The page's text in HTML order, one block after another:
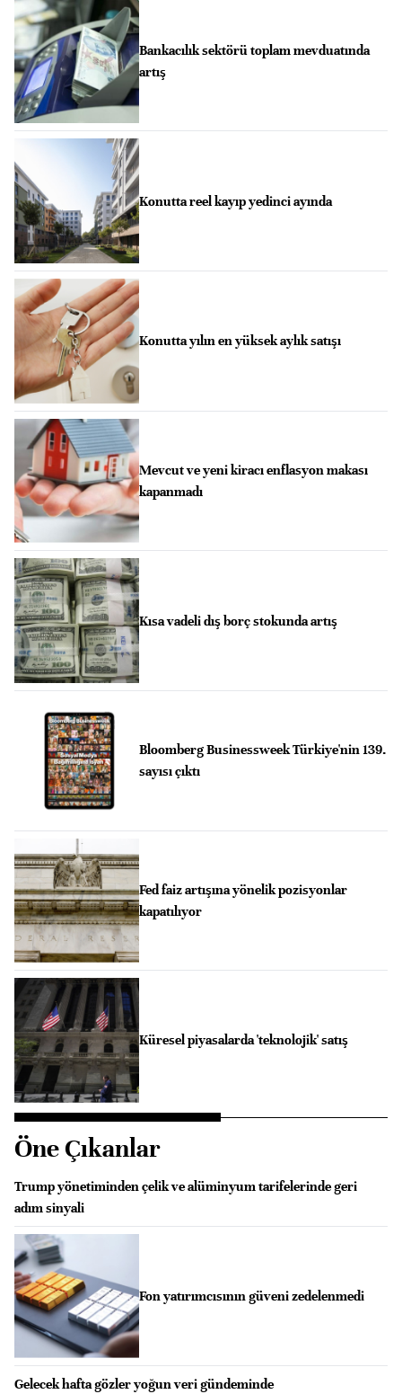
Bankacılık sektörü toplam mevduatında
artış
Konutta reel kayıp yedinci ayında
Konutta yılın en yüksek aylık satışı
Mevcut ve yeni kiracı enflasyon makası
kapanmadı
Kısa vadeli dış borç stokunda artış
Bloomberg Businessweek Türkiye'nin 139.
sayısı çıktı
Fed faiz artışına yönelik pozisyonlar
kapatılıyor
Küresel piyasalarda 'teknolojik' satış
Öne Çıkanlar
Trump yönetiminden çelik ve alüminyum tarifelerinde geri
adım sinyali
Fon yatırımcısının güveni zedelenmedi
Gelecek hafta gözler yoğun veri gündeminde